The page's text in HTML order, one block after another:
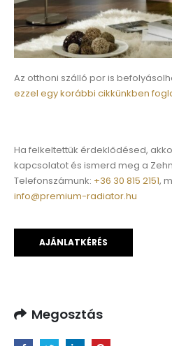
Az otthoni szálló por is
ezzel egy korábbi cikkünkben
Ha felkeltettük érdeklődésed,
kapcsolatot és ismerd meg a
Telefonszámunk: +36 30 815 2151,
info@premium-radiator.hu
AJÁNLATKÉRÉS
Megosztás